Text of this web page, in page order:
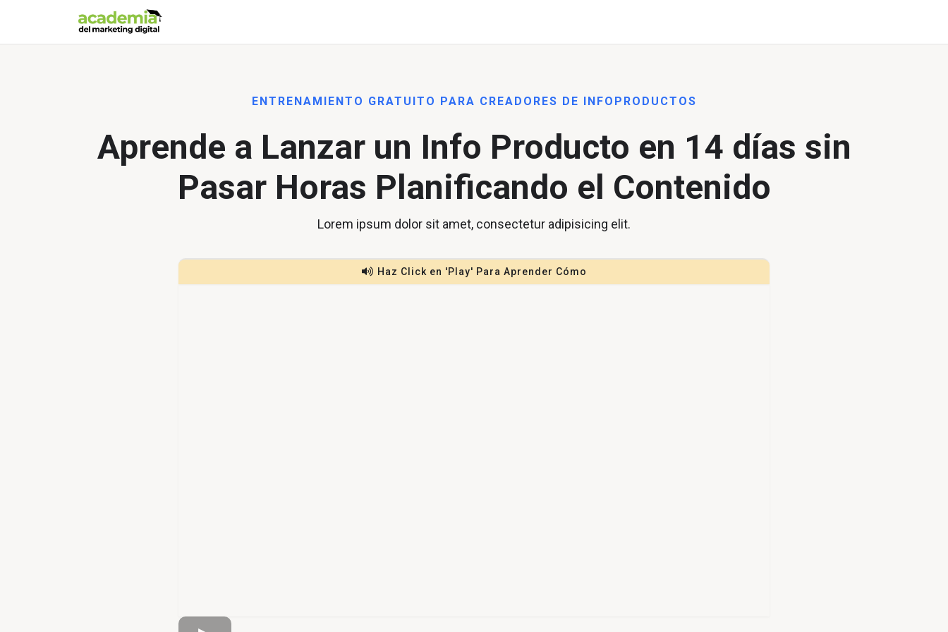
ENTRENAMIENTO GRATUITO PARA CREADORES DE INFOPRODUCTOS
Aprende a Lanzar un Info Producto en 14 días sin
Pasar Horas Planificando el Contenido
Lorem ipsum dolor sit amet, consectetur adipisicing elit.
Haz Click en 'Play' Para Aprender Cómo